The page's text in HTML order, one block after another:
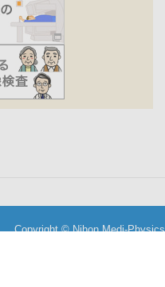
Copyright © Nihon Medi-Physics